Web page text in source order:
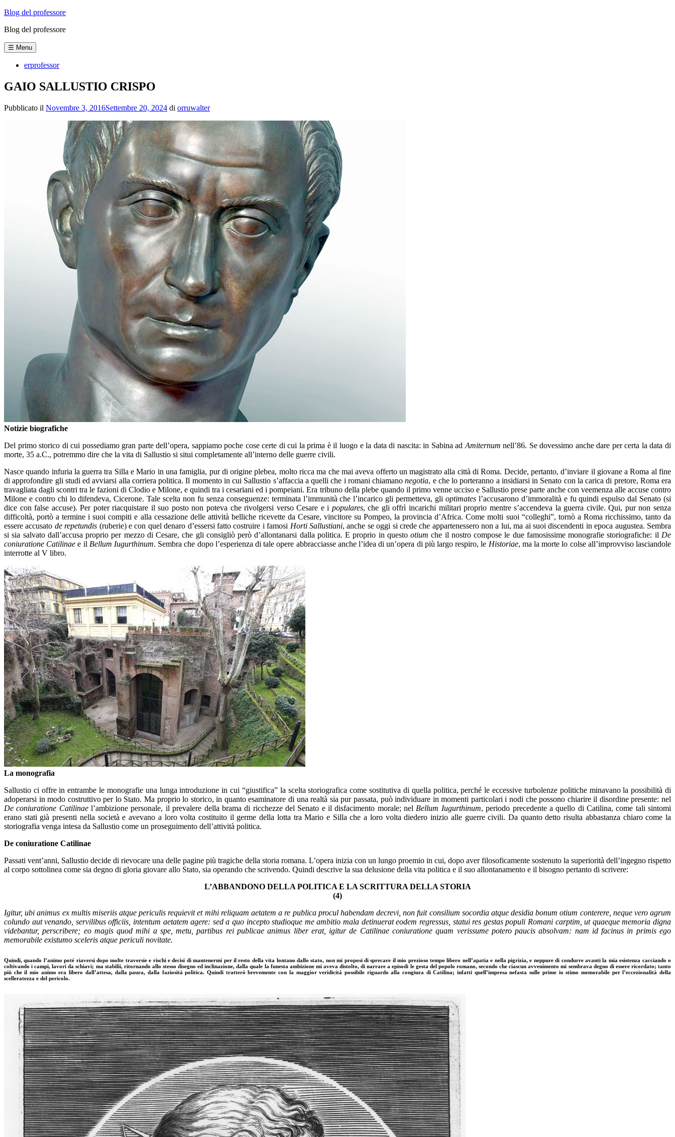
Vai
contenuto
Blog del professore
Blog del professore
☰ Menu
erprofessor
GAIO SALLUSTIO CRISPO
Pubblicato il Novembre 3, 2016Settembre 20, 2024 di orruwalter
Notizie biografiche
Del primo storico di cui possediamo gran parte dell’opera, sappiamo poche cose certe di cui la prima è il luogo e la data di nascita: in Sabina ad Amiternum nell’86. Se dovessimo anche dare per certa la data di
morte, 35 a.C., potremmo dire che la vita di Sallustio si situi completamente all’interno delle guerre civili.
Nasce quando infuria la guerra tra Silla e Mario in una famiglia, pur di origine plebea, molto ricca ma che mai aveva offerto un magistrato alla città di Roma. Decide, pertanto, d’inviare il giovane a Roma al fine
di approfondire gli studi ed avviarsi alla corriera politica. Il momento in cui Sallustio s’affaccia a quelli che i romani chiamanonegotia, e che lo porteranno a insidiarsi in Senato con la carica di pretore, Roma era
travagliata dagli scontri tra le fazioni di Clodio e Milone, e quindi tra i cesariani ed i pompeiani. Era tribuno della plebe quando il primo venne ucciso e Sallustio prese parte anche con veemenza alle accuse contro
Milone e contro chi lo difendeva, Cicerone. Tale scelta non fu senza conseguenze: terminata l’immunità che l’incarico gli permetteva, gli optimatesl’accusarono d’immoralità e fu quindi espulso dal Senato (si
dice con false accuse). Per poter riacquistare il suo posto non poteva che rivolgersi verso Cesare e i populares, che gli offrì incarichi militari proprio mentre s’accendeva la guerra civile. Qui, pur non senza
difficoltà, portò a termine i suoi compiti e alla cessazione delle attività belliche ricevette da Cesare, vincitore su Pompeo, la provincia d’Africa. Come molti suoi “colleghi”, tornò a Roma ricchissimo, tanto da
essere accusato de repetundis (ruberie) e con quel denaro d’essersi fatto costruire i famosi Horti Sallustiani, anche se oggi si crede che appartenessero non a lui, ma ai suoi discendenti in epoca augustea. Sembra
si sia salvato dall’accusa proprio per mezzo di Cesare, che gli consigliò però d’allontanarsi dalla politica. E proprio in questootium che il nostro compose le due famosissime monografie storiografiche: il De
coniuratione Catilinae e il Bellum Iugurthinum. Sembra che dopo l’esperienza di tale opere abbracciasse anche l’idea di un’opera di più largo respiro, le Historiae, ma la morte lo colse all’improvviso lasciandole
interrotte al V libro.
La monografia
Sallustio ci offre in entrambe le monografie una lunga introduzione in cui “giustifica” la scelta storiografica come sostitutiva di quella politica, perché le eccessive turbolenze politiche minavano la possibilità di
adoperarsi in modo costruttivo per lo Stato. Ma proprio lo storico, in quanto esaminatore di una realtà sia pur passata, può individuare in momenti particolari i nodi che possono chiarire il disordine presente: nel
De coniuratione Catilinael’ambizione personale, il prevalere della brama di ricchezze del Senato e il disfacimento morale; nel Bellum Iugurthinum, periodo precedente a quello di Catilina, come tali sintomi
erano stati già presenti nella società e avevano a loro volta costituito il germe della lotta tra Mario e Silla che a loro volta diedero inizio alle guerre civili. Da quanto detto risulta abbastanza chiaro come la
storiografia venga intesa da Sallustio come un proseguimento dell’attività politica.
De coniuratione Catilinae
Passati vent’anni, Sallustio decide di rievocare una delle pagine più tragiche della storia romana. L’opera inizia con un lungo proemio in cui, dopo aver filosoficamente sostenuto la superiorità dell’ingegno rispetto
al corpo sottolinea come sia degno di gloria giovare allo Stato, sia operando che scrivendo. Quindi descrive la sua delusione della vita politica e il suo allontanamento e il bisogno pertanto di scrivere:
L’ABBANDONO DELLA POLITICA E LA SCRITTURA DELLA STORIA
(4)
Igitur, ubi animus ex multis miseriis atque periculis requievit et mihi reliquam aetatem a re publica procul habendam decrevi, non fuit consilium socordia atque desidia bonum otium conterere, neque vero agrum
colundo aut venando, servilibus officiis, intentum aetatem agere: sed a quo incepto studioque me ambitio mala detinuerat eodem regressus, statui res gestas populi Romani carptim, ut quaeque memoria digna
videbantur, perscribere; eo magis quod mihi a spe, metu, partibus rei publicae animus liber erat, igitur de Catilinae coniuratione quam verissume potero paucis absolvam: nam id facinus in primis ego
memorabile existumo sceleris atque periculi novitate.
Quindi, quando l’animo poté riaversi dopo molte traversie e rischi e decisi di mantenermi per il resto della vita lontano dallo stato, non mi proposi di sprecare il mio prezioso tempo libero nell’apatia e nella pigrizia, e neppure di condurre avanti la mia esistenza cacciando o
coltivando i campi, lavori da schiavi; ma stabilii, ritornando allo stesso disegno ed inclinazione, dalla quale la funesta ambizione mi aveva distolto, di narrare a episodi le gesta del popolo romano, secondo che ciascun avvenimento mi sembrava degno di essere ricordato; tanto
più che il mio animo era libero dall’attesa, dalla paura, dalla faziosità politica. Quindi tratterò brevemente con la maggior veridicità possibile riguardo alla congiura di Catilina; infatti quell’impresa nefasta sulle prime io stimo memorabile per l’eccezionalità della
scelleratezza e del pericolo.